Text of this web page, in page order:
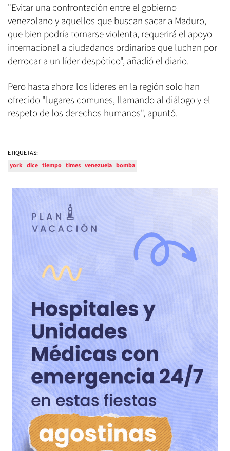
"Evitar una confrontación entre el gobierno
venezolano y aquellos que buscan sacar a Maduro,
que bien podría tornarse violenta, requerirá el apoyo
internacional a ciudadanos ordinarios que luchan por
derrocar a un líder despótico", añadió el diario.
Pero hasta ahora los líderes en la región solo han
ofrecido "lugares comunes, llamando al diálogo y el
respeto de los derechos humanos", apuntó.
ETIQUETAS:
york dice tiempo times venezuela bomba